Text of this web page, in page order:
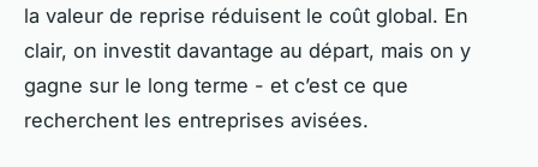
la valeur de reprise réduisent le coût global. En
clair, on investit davantage au départ, mais on y
gagne sur le long terme - et c’est ce que
recherchent les entreprises avisées.